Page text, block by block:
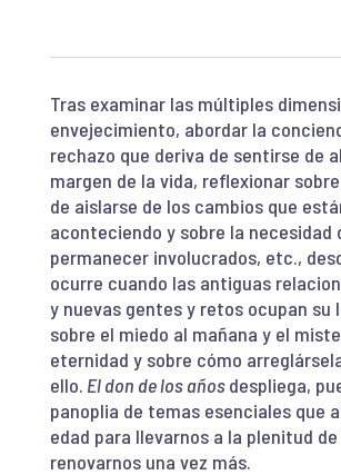
Tras examinar las múltiples
envejecimiento, abordar la
rechazo que deriva de sentirse de
margen de la vida, reflexionar
de aislarse de los cambios que
aconteciendo y sobre la necesidad
permanecer involucrados, etc.,
ocurre cuando las antiguas
y nuevas gentes y retos ocupan su
sobre el miedo al mañana y el
eternidad y sobre cómo
ello. El don de los añosdespliega,
panoplia de temas esenciales que
edad para llevarnos a la plenitud
renovarnos una vez más.